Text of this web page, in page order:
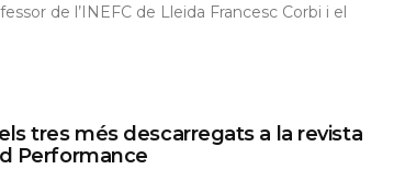
de l’INEFC de Lleida Francesc Corbi i el
tres més descarregats a la revista
Performance